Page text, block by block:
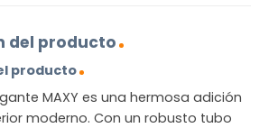
del producto
producto
MAXY es una hermosa adición
moderno. Con un robusto tubo